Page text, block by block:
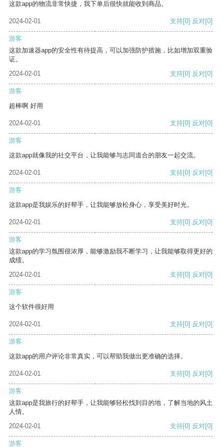
这款app的物流非常快捷，我下单后很快就能收到商品。
2024-02-01 支持[0] 反对[0]
游客
这款加速器app的安全性有待提高，可以加强防护措施，比如增加双重验
证。
2024-02-01
支持[0] 反对[0]
游客
超棒啊 好用
2024-02-01 支持[0] 反对[0]
游客
这款app就像我的社交平台，让我能够与志同道合的朋友一起交流。
2024-02-01 支持[0] 反对[0]
游客
这款app是我娱乐的好帮手，让我能够放松身心，享受美好时光。
2024-02-01 支持[0] 反对[0]
游客
这款app的学习氛围很浓厚，能够激励我不断学习，让我能够取得更好的
成绩。
2024-02-01
支持[0] 反对[0]
游客
这个软件很好用
2024-02-01 支持[0] 反对[0]
游客
这款app的用户评论非常真实，可以帮助我做出更准确的选择。
2024-02-01 支持[0] 反对[0]
游客
这款app是我旅行的好帮手，让我能够轻松找到目的地，了解当地的风土
人情。
2024-02-01
支持[0] 反对[0]
游客